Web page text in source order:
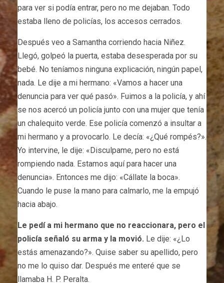
para ver si podía entrar, pero no me dejaban. Todo
estaba lleno de policías, los accesos cerrados.
Después veo a Samantha corriendo hacia Niñez.
Llegó, golpeó la puerta, estaba desesperada por su
bebé. No teníamos ninguna explicación, ningún papel,
nada. Le dije a mi hermano: «Vamos a hacer una
denuncia para ver qué pasó». Fuimos a la policía, y ahí
se nos acercó un policía junto con una mujer que tenía
un chalequito verde. Ese policía comenzó a insultar a
mi hermano y a provocarlo. Le decía: «¿Qué rompés?».
Yo intervine, le dije: «Disculpame, pero no está
rompiendo nada. Estamos aquí para hacer una
denuncia». Entonces me dijo: «Cállate la boca».
Cuando le puse la mano para calmarlo, me la empujó
hacia abajo.
Le pedí a mi hermano que no reaccionara, pero el
policía señaló su arma y la movió. Le dije: «¿Lo
estás amenazando?». Quise saber su apellido, pero
no me lo quiso dar. Después me enteré que se
llamaba H. P. Peralta.